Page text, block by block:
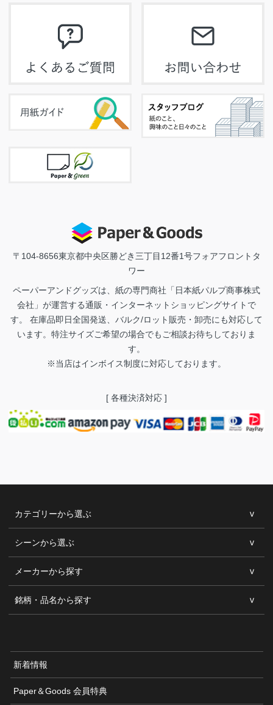
〒104-8656東京都中央区勝どき三丁目12番1号フォアフロントタ
ワー
ペーパーアンドグッズは、紙の専門商社「日本紙パルプ商事株式
会社」が運営する通販・インターネットショッピングサイトで
す。 在庫品即日全国発送、バルク/ロット販売・卸売にも対応して
います。特注サイズご希望の場合でもご相談お待ちしておりま
す。
※当店はインボイス制度に対応しております。
[ 各種決済対応 ]
カテゴリーから選ぶ
シーンから選ぶ
メーカーから探す
銘柄・品名から探す
新着情報
Paper＆Goods 会員特典